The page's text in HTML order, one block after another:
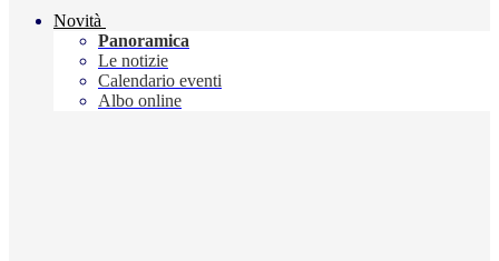
Novità
Panoramica
Le notizie
Calendario eventi
Albo online